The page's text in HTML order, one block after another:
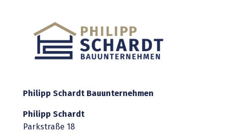
Philipp Schardt Bauunternehmen
Philipp Schardt
Parkstraße 18